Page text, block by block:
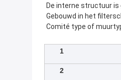
De interne structuur is
Gebouwd in het
Comité type of
1
2